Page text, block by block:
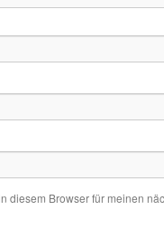
diesem Browser für meinen